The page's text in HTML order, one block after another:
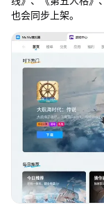
也会同步上架。